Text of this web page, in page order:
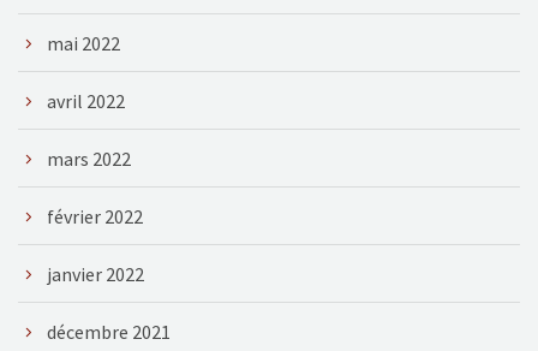
mai 2022
avril 2022
mars 2022
février 2022
janvier 2022
décembre 2021